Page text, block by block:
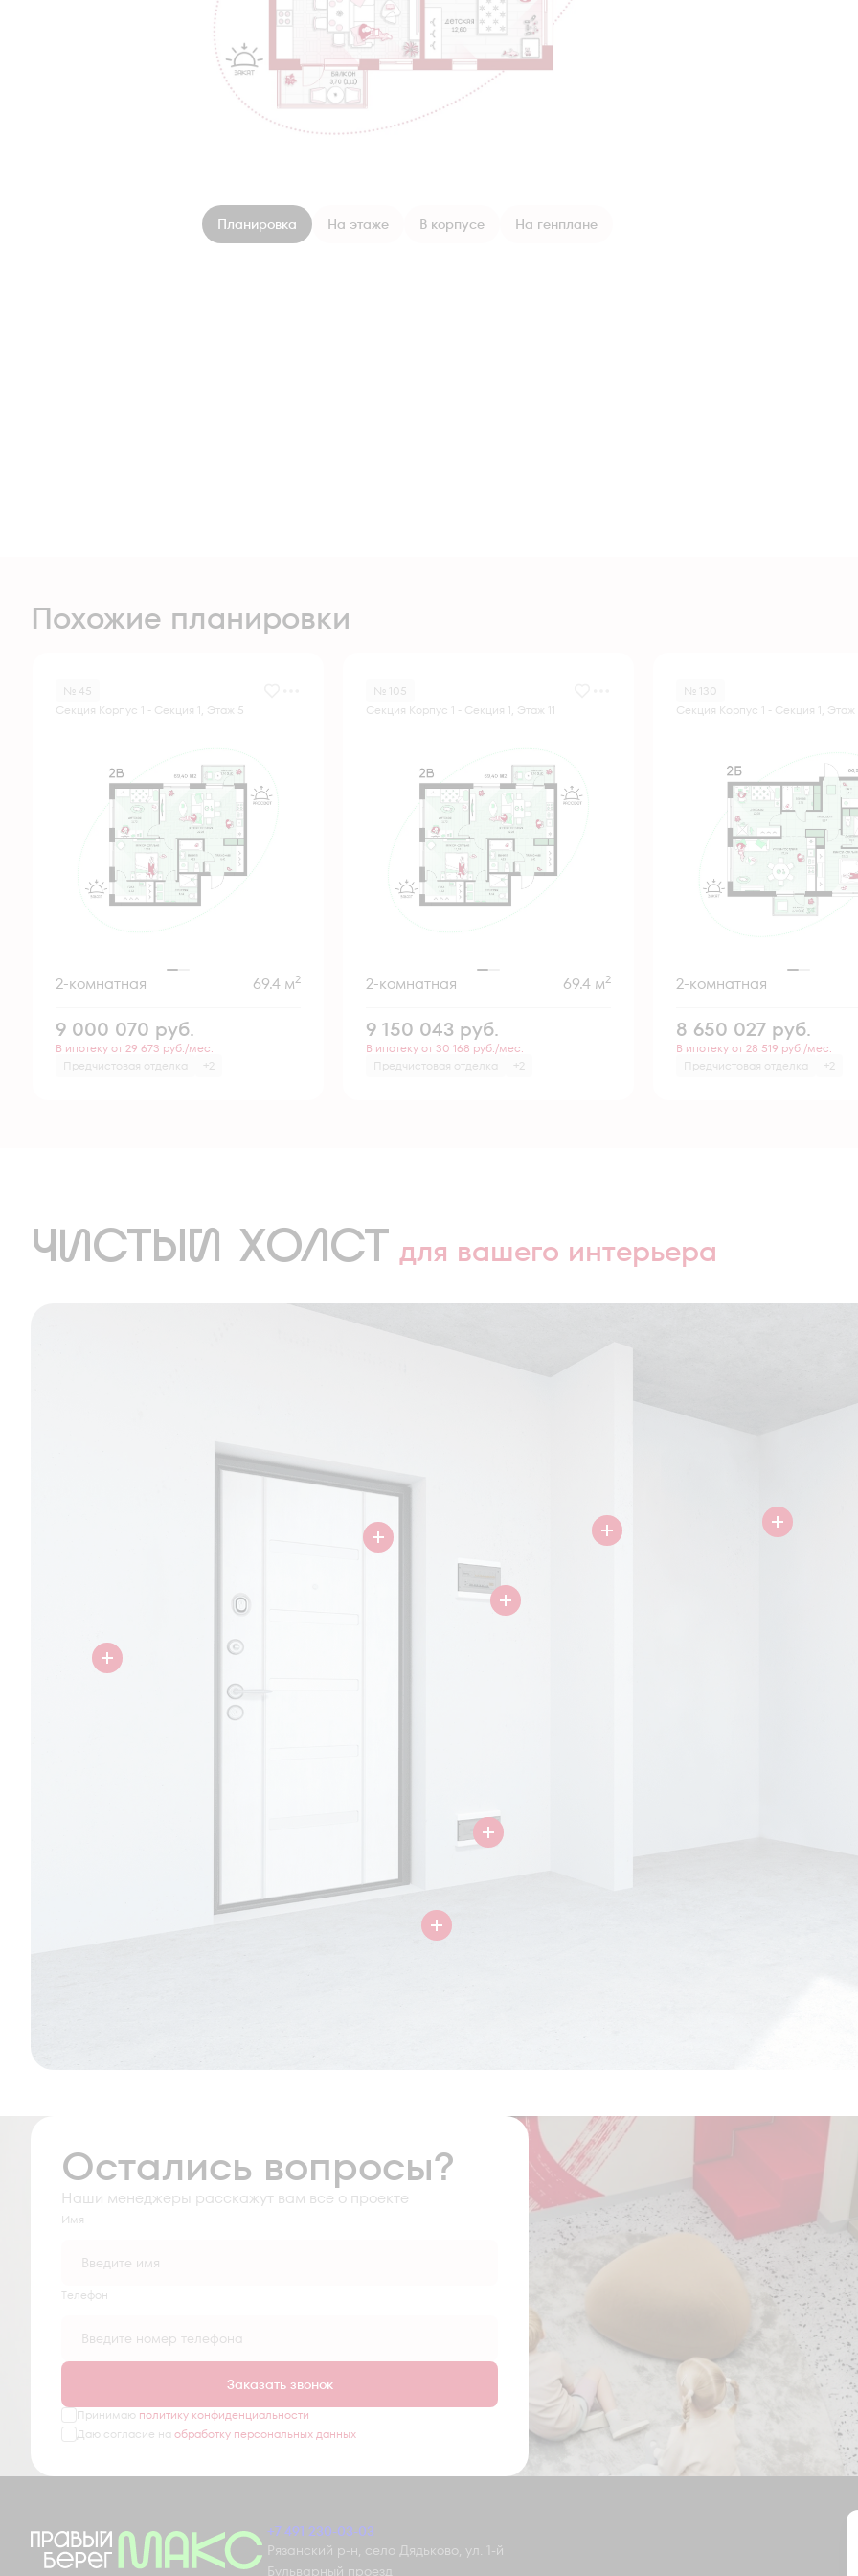
Планировка На этаже В корпусе На генплане
Похожие планировки
№ 45
Секция Корпус 1 - Секция 1, Этаж 5
2-комнатная 69.4 м2
9 000 070 руб.
В ипотеку от 29 673 руб./мес.
Предчистовая отделка
+2
№ 105
Секция Корпус 1 - Секция 1, Этаж 11
2-комнатная 69.4 м2
9 150 043 руб.
В ипотеку от 30 168 руб./мес.
Предчистовая отделка
+2
№ 130
Секция Корпус 1 - Секция 1, Этаж
2-комнатная
8 650 027 руб.
В ипотеку от 28 519 руб./мес.
Предчистовая отделка
+2
ЧИСТЫЙ ХОЛСТ для вашего интерьера
Остались вопросы?
Наши менеджеры расскажут вам все о проекте
Имя
Tелефон
Заказать звонок
Принимаю политику конфиденциальности
Даю согласие на обработку персональных данных
+7 491 230-03-03
Рязанский р-н, село Дядьково, ул. 1-й
Бульварный проезд